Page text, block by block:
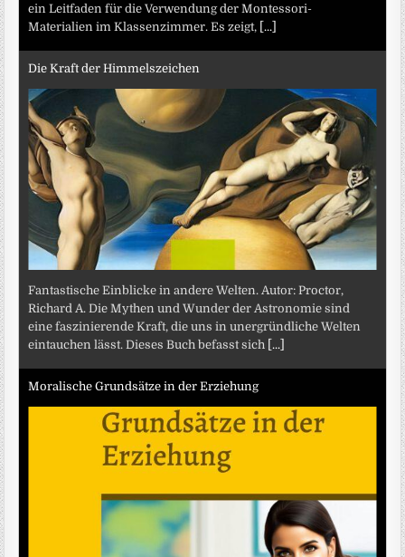
ein Leitfaden für die Verwendung der Montessori-
Materialien im Klassenzimmer. Es zeigt, [...]
Die Kraft der Himmelszeichen
Fantastische Einblicke in andere Welten. Autor: Proctor,
Richard A. Die Mythen und Wunder der Astronomie sind
eine faszinierende Kraft, die uns in unergründliche Welten
eintauchen lässt. Dieses Buch befasst sich [...]
Moralische Grundsätze in der Erziehung